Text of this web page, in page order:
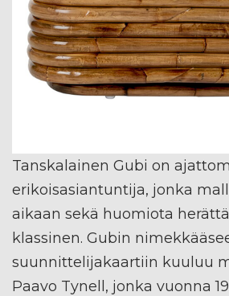
Tanskalainen Gubi on
erikoisasiantuntija, jonka
aikaan sekä huomiota
klassinen. Gubin
suunnittelijakaartiin kuuluu
Paavo Tynell, jonka vuonna